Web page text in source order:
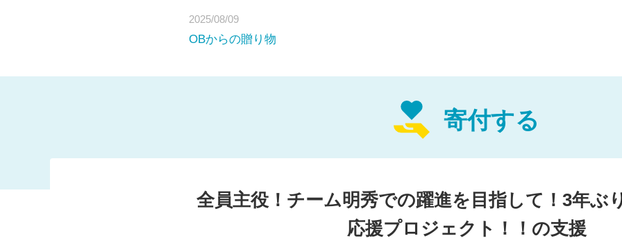
3年ぶりの大舞台へ
この夏、私たち明秀学園日立高等学校野球部は、第107回全国高等学校野球選手権大
出場を得ることができました！今年100周年を迎える
たかった全国への挑戦のチャンスをこの度、得ることができました！これもひとえに
敗。今年の部員は、その先輩方が作られたチームを見て、明秀日立で野球をしたいと
明秀日立の甲子園での新しい歴史を作ってい
2025/08/09
OBからの贈り物
寄付する
全員主役！チーム明秀での躍進を目指して！3年ぶ
応援プロジェクト！！の支援